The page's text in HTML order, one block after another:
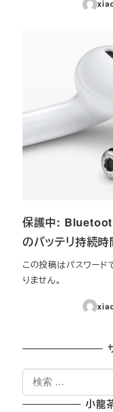
保護中:
のバッテリ持続
この投稿はパスワー
りません。
索
小龍